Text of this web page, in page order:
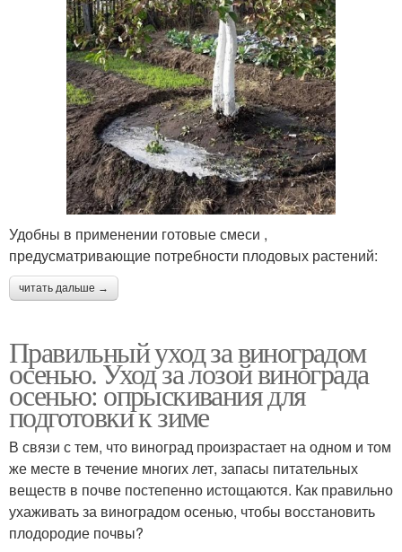
Удобны в применении готовые смеси ,
предусматривающие потребности плодовых растений:
читать дальше →
Правильный уход за виноградом
осенью. Уход за лозой винограда
осенью: опрыскивания для
подготовки к зиме
В связи с тем, что виноград произрастает на одном и том
же месте в течение многих лет, запасы питательных
веществ в почве постепенно истощаются. Как правильно
ухаживать за виноградом осенью, чтобы восстановить
плодородие почвы?